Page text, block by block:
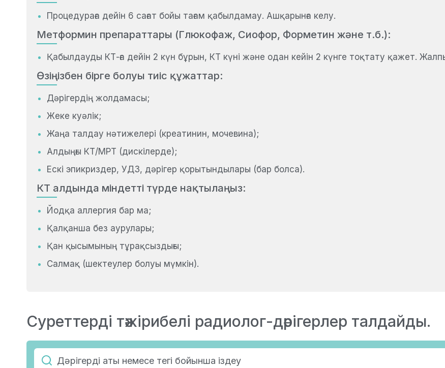
Процедураға дейін 6 сағат бойы тағам қабылдамау. Ашқарынға келу.
Метформин препараттары (Глюкофаж, Сиофор, Форметин және т.б.):
Қабылдауды КТ-ға дейін 2 күн бұрын, КТ күні және одан кейін 2 күнге тоқтату қажет.
Өзіңізбен бірге болуы тиіс құжаттар:
Дәрігердің жолдамасы;
Жеке куәлік;
Жаңа талдау нәтижелері (креатинин, мочевина);
Алдыңғы КТ/МРТ (дискілерде);
Ескі эпикриздер, УДЗ, дәрігер қорытындылары (бар болса).
КТ алдында міндетті түрде нақтылаңыз:
Йодқа аллергия бар ма;
Қалқанша без аурулары;
Қан қысымының тұрақсыздығы;
Салмақ (шектеулер болуы мүмкін).
Суреттерді тәжірибелі радиолог-дәрігерлер талдайды.